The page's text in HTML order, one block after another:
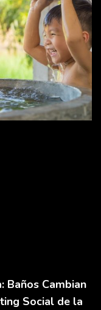
Baños Cambian
Social de la